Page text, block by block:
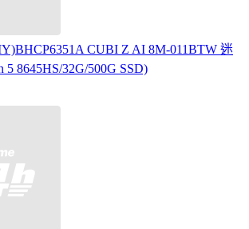
CUBI Z AI 8M-011BTW 迷
5 8645HS/32G/500G SSD)